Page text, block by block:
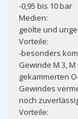
-0,95 bis 10 bar
Medien:
geölte und
Vorteile:
-besonders
Gewinde M 3, M
gekammerten
Gewindes
noch
Vorteile: